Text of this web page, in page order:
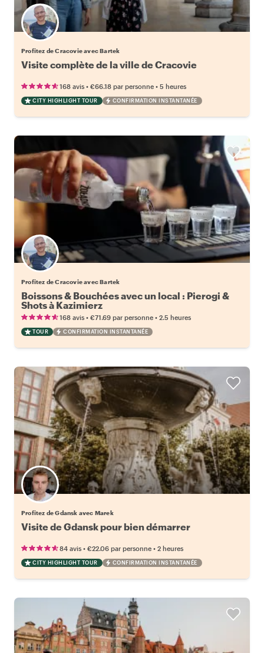
Profitez de Cracovie avec Bartek
Visite complète de la ville de Cracovie
168 avis • €66.18 par personne • 5 heures
CITY HIGHLIGHT TOUR CONFIRMATION INSTANTANÉE
Profitez de Cracovie avec Bartek
Boissons & Bouchées avec un local : Pierogi &
Shots à Kazimierz
168 avis • €71.69 par personne • 2.5 heures
TOUR CONFIRMATION INSTANTANÉE
Profitez de Gdansk avec Marek
Visite de Gdansk pour bien démarrer
84 avis • €22.06 par personne • 2 heures
CITY HIGHLIGHT TOUR CONFIRMATION INSTANTANÉE